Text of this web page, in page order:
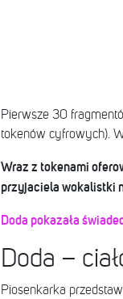
Pierwsze 30
tokenów cyfrowych).
Wraz z tokenami
przyjaciela wokalistki
Doda pokazała
Doda –
Piosenkarka